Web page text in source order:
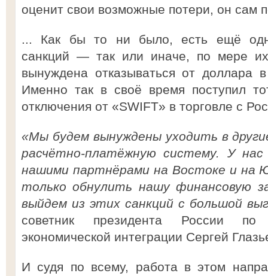
оценит свои возможные потери, он сам
... Как бы то ни было, есть ещё
санкций — так или иначе, по мере их
вынуждена отказываться от доллара
Именно так в своё время поступил
отключения от «SWIFT» в торговле с
«Мы будем вынуждены уходить в
расчётно-платёжную систему. У
нашими партнёрами на Востоке и на
только обнулить нашу финансовую
выйдем из этих санкций с большой
советник президента России по
экономической интеграции Сергей
И судя по всему, работа в этом